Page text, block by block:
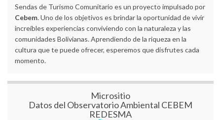
Sendas de Turismo Comunitario es un proyecto impulsado por
Cebem. Uno de los objetivos es brindar la oportunidad de vivir
increíbles experiencias conviviendo con la naturaleza y las
comunidades Bolivianas. Aprendiendo de la riqueza en la
cultura que te puede ofrecer, esperemos que disfrutes cada
momento.
Micrositio
Datos del Observatorio Ambiental CEBEM
REDESMA